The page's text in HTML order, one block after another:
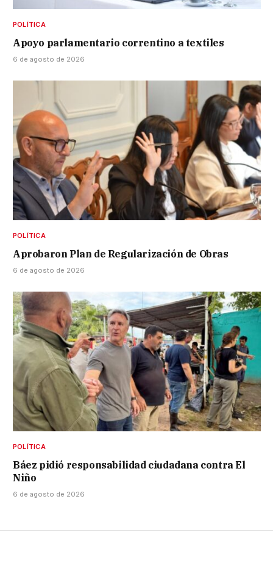
POLÍTICA
Apoyo parlamentario correntino a textiles
6 de agosto de 2026
POLÍTICA
Aprobaron Plan de Regularización de Obras
6 de agosto de 2026
POLÍTICA
Báez pidió responsabilidad ciudadana contra El
Niño
6 de agosto de 2026